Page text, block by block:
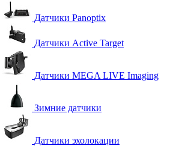
Датчики Panoptix
Датчики Active Target
Датчики MEGA LIVE Imaging
Зимние датчики
Датчики эхолокации